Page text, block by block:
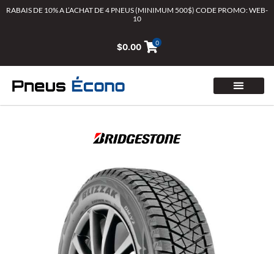
AllerRABAIS DE 10% A L’ACHAT DE 4 PNEUS (MINIMUM 500$) CODE PROMO: WEB-
10
$0.00 0